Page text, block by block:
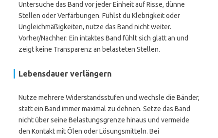
Untersuche das Band vor jeder Einheit auf Risse, dünne
Stellen oder Verfärbungen. Fühlst du Klebrigkeit oder
Ungleichmäßigkeiten, nutze das Band nicht weiter.
Vorher/Nachher: Ein intaktes Band fühlt sich glatt an und
zeigt keine Transparenz an belasteten Stellen.
Lebensdauer verlängern
Nutze mehrere Widerstandsstufen und wechsle die Bänder,
statt ein Band immer maximal zu dehnen. Setze das Band
nicht über seine Belastungsgrenze hinaus und vermeide
den Kontakt mit Ölen oder Lösungsmitteln. Bei